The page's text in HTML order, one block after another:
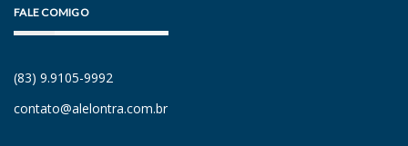
FALE COMIGO
(83) 9.9105-9992
contato@alelontra.com.br